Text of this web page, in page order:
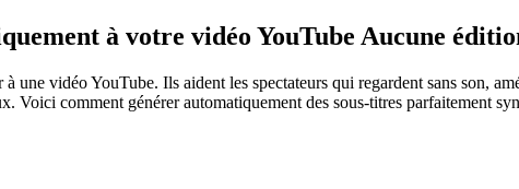
à votre vidéo YouTube Aucune
une vidéo YouTube. Ils aident les spectateurs qui regardent sans son,
Voici comment générer automatiquement des sous-titres parfaitement